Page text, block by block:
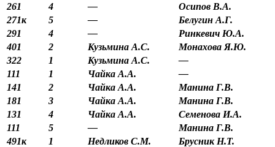
261
4 —
Осипов В.А.
271к
5 —
Белугин А.Г.
291
4 —
Ринкевич Ю.А.
401
2 Кузьмина А.С.
Монахова Я.Ю.
322
1 Кузьмина А.С.
—
111
1 Чайка А.А.
—
141
2 Чайка А.А.
Манина Г.В.
181
3 Чайка А.А.
Манина Г.В.
131
4 Чайка А.А.
Семенова И.А.
111
5 —
Манина Г.В.
491к
1 Недликов С.М.
Брусник Н.Т.